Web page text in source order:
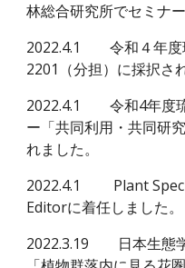
林総合研究所でセミナ
2022.4.1 令和４年度
2201（分担）に採択さ
2022.4.1
令和4年度
ー「共同利用・共同研
れました。
2022.4.1
Plant
Editorに着任しました。
2022.3.19
日本生態